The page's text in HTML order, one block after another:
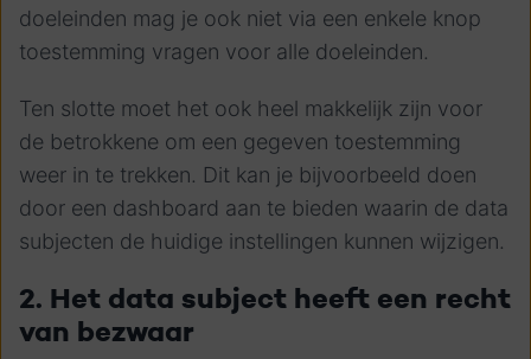
doeleinden mag je ook niet via een enkele knop
toestemming vragen voor alle doeleinden.
Ten slotte moet het ook heel makkelijk zijn voor
de betrokkene om een gegeven toestemming
weer in te trekken. Dit kan je bijvoorbeeld doen
door een dashboard aan te bieden waarin de data
subjecten de huidige instellingen kunnen wijzigen.
2. Het data subject heeft een recht
van bezwaar